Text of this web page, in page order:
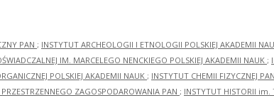
PAN ; INSTYTUT ARCHEOLOGII I ETNOLOGII POLSKIEJ AKADEMII
IM. MARCELEGO NENCKIEGO POLSKIEJ AKADEMII NAUK ;
POLSKIEJ AKADEMII NAUK ; INSTYTUT CHEMII FIZYCZNEJ PAN
ZAGOSPODAROWANIA PAN ; INSTYTUT HISTORII im.